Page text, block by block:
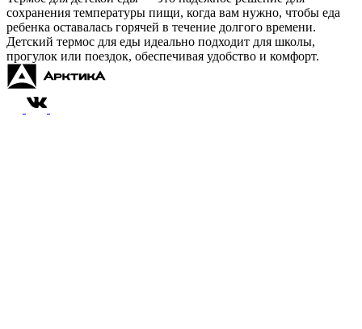
сохранения температуры пищи, когда вам нужно, чтобы еда
ребенка оставалась горячей в течение долгого времени.
Детский термос для еды идеально подходит для школы,
прогулок или поездок, обеспечивая удобство и комфорт.